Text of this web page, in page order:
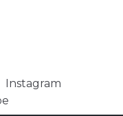
Instagram